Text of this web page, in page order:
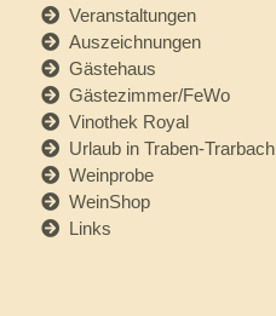
Veranstaltungen
Auszeichnungen
Gästehaus
Gästezimmer/FeWo
Vinothek Royal
Urlaub in Traben-Trarbach
Weinprobe
WeinShop
Links